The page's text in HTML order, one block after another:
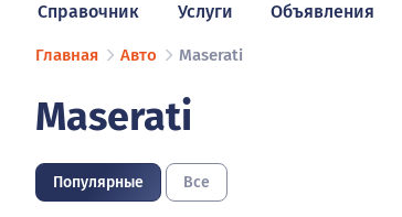
Справочник Услуги Объявления
Главная Авто Maserati
Maserati
Популярные Все